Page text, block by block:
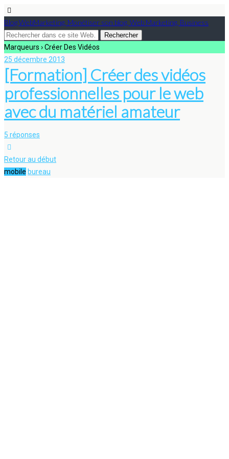
Blog WebMarketing, Monétiser son blog, Web Marketing, Business
Marqueurs › Créer Des Vidéos
25 décembre 2013
[Formation] Créer des vidéos
professionnelles pour le web
avec du matériel amateur
5 réponses
Retour au début
mobile bureau